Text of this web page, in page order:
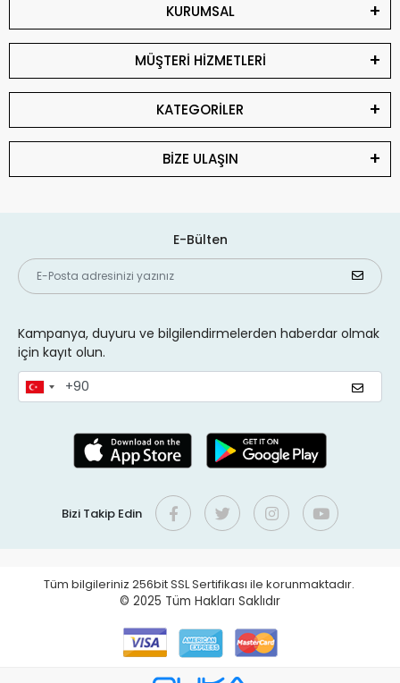
KURUMSAL
MÜŞTERİ HİZMETLERİ
KATEGORİLER
BİZE ULAŞIN
E-Bülten
Kampanya, duyuru ve bilgilendirmelerden haberdar olmak
için kayıt olun.
Bizi Takip Edin
Tüm bilgileriniz 256bit SSL Sertifikası ile korunmaktadır.
© 2025 Tüm Hakları Saklıdır